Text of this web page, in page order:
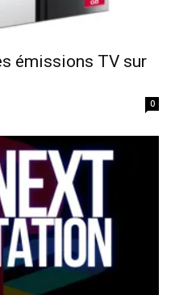
émissions TV sur
0